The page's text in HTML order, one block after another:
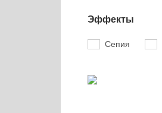
Эффекты
Сепия